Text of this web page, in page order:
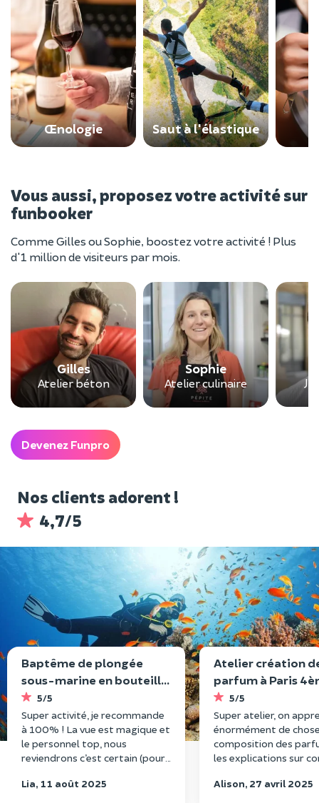
Œnologie Saut à l'élastique
Vous aussi, proposez votre activité sur
funbooker
Comme Gilles ou Sophie, boostez votre activité ! Plus
d'1 million de visiteurs par mois.
Gilles
Atelier béton
Sophie
Atelier culinaire
Devenez Funpro
Nos clients adorent !
4,7/5
Baptême de plongée
sous-marine en bouteille
à Fréjus
5/5
Super activité, je recommande
à 100% ! La vue est magique et
le personnel top, nous
reviendrons c’est certain (pour
!Lia, 11 août 2025
Atelier création
parfum à Paris
5/5
Super atelier, on
énormément de
composition des
les explications sur
claires. Nous
Alison, 27 avril 2025